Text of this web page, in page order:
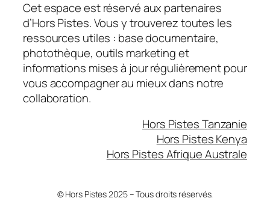
Cet espace est réservé aux partenaires
d’Hors Pistes. Vous y trouverez toutes les
ressources utiles : base documentaire,
photothèque, outils marketing et
informations mises à jour régulièrement pour
vous accompagner au mieux dans notre
collaboration.
Hors Pistes Tanzanie
Hors Pistes Kenya
Hors Pistes Afrique Australe
© Hors Pistes 2025 – Tous droits réservés.